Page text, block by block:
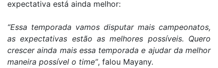
expectativa está ainda melhor:
“Essa temporada vamos disputar mais campeonatos,
as expectativas estão as melhores possíveis. Quero
crescer ainda mais essa temporada e ajudar da melhor
maneira possível o time”, falou Mayany.